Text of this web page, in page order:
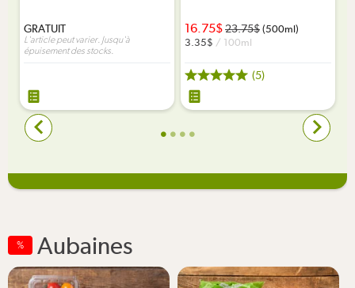
GRATUIT
L'article peut varier. Jusqu'à
épuisement des stocks.
16.75 23.75
(500ml)
3.35
/ 100ml
(5)
% Aubaines